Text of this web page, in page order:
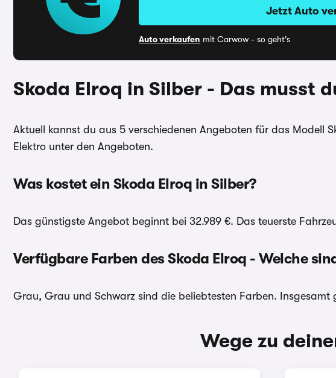
Jetzt Auto
Auto verkaufen mit Carwow - so geht's
Skoda Elroq in Silber - Das musst
Aktuell kannst du aus 5 verschiedenen Angeboten für das Modell
Elektro unter den Angeboten.
Was kostet ein Skoda Elroq in Silber?
Das günstigste Angebot beginnt bei 32.989 €. Das teuerste
Verfügbare Farben des Skoda Elroq - Welche
Grau, Grau und Schwarz sind die beliebtesten Farben. Insgesamt
Wege zu